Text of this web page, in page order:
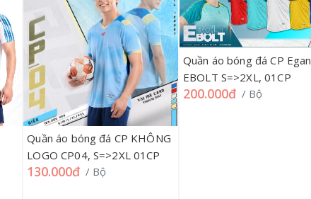
Quần áo bóng đá CP KHÔNG
LOGO CP04, S=>2XL 01CP
130.000đ / Bộ
Quần áo bóng đá CP Egan
EBOLT S=>2XL, 01CP
200.000đ / Bộ